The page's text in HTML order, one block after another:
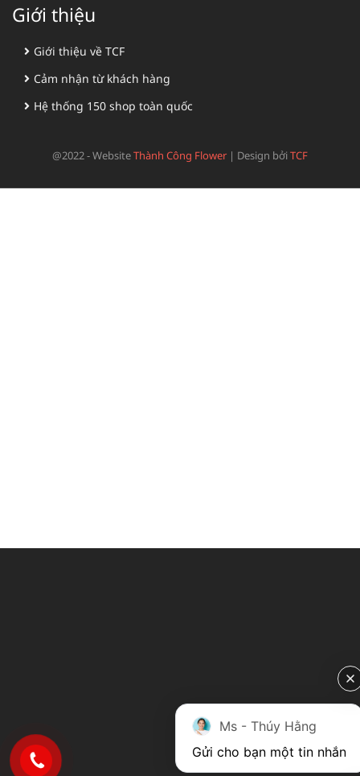
Giới thiệu
Giới thiệu về TCF
Cảm nhận từ khách hàng
Hệ thống 150 shop toàn quốc
@2022 - WebsiteThành Công Flower | Design bởiTCF
Ms - Thúy Hằng
Gửi cho bạn một tin nhắn